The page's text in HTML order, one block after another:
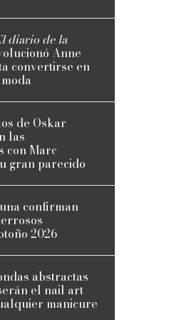
diario de la
Anne
convertirse en
de Oskar
las
con Marc
gran parecido
confirman
2026
abstractas
el nail art
manicure